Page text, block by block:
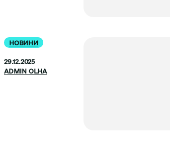
НОВИНИ
29.12.2025
ADMIN OLHA